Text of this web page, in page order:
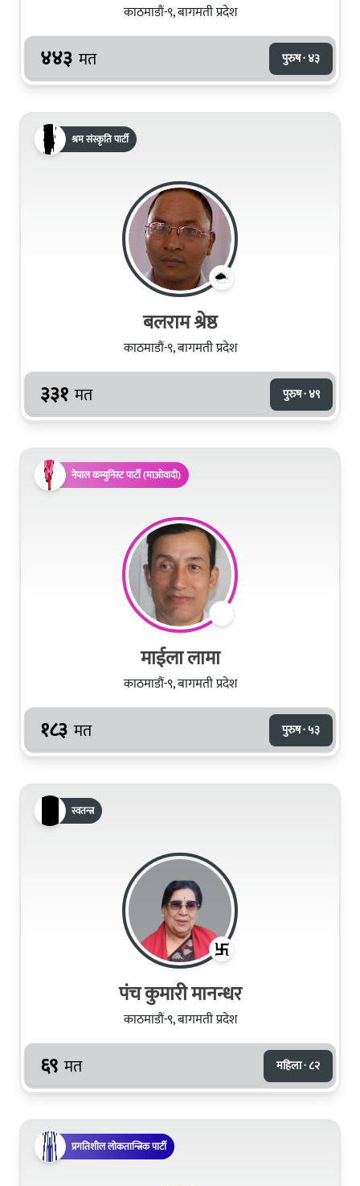
काठमाडौं-९, बागमती प्रदेश
४४३ मत पुरुष · ४३
श्रम संस्कृति पार्टी
बलराम श्रेष्ठ
काठमाडौं-९, बागमती प्रदेश
३३१ मत पुरुष · ४९
नेपाल कम्युनिस्ट पार्टी (माओवादी)
माईला लामा
काठमाडौं-९, बागमती प्रदेश
१८३ मत पुरुष · ५३
स्वतन्त्र
पंच कुमारी मानन्धर
काठमाडौं-९, बागमती प्रदेश
६९ मत महिला · ८२
प्रगतिशील लोकतान्त्रिक पार्टी